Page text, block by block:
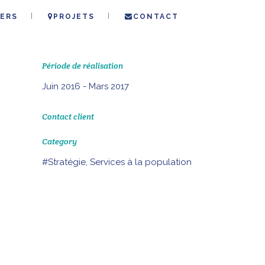
PROJETS CONTACT
Période de réalisation
Juin 2016 - Mars 2017
Contact client
Category
#Stratégie, Services à la population